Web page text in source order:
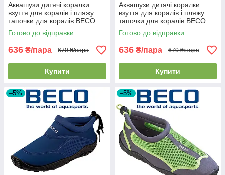
Аквашузи дитячі коралки
взуття для коралів і пляжу
тапочки для коралів BECO
92171 7 темно-сині (31р.)
Готово до відправки
636 ₴/пара 670 ₴/пара
Купити
Аквашузи дитячі коралки
взуття для коралів і пляжу
тапочки для коралів BECO
92171 40 рожево-чорні (30р.)
Готово до відправки
636 ₴/пара 670 ₴/пара
Купити
–5% –5%